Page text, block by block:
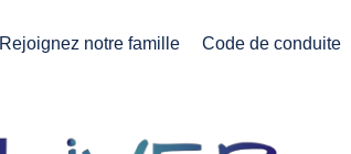
Rejoignez notre famille Code de conduite